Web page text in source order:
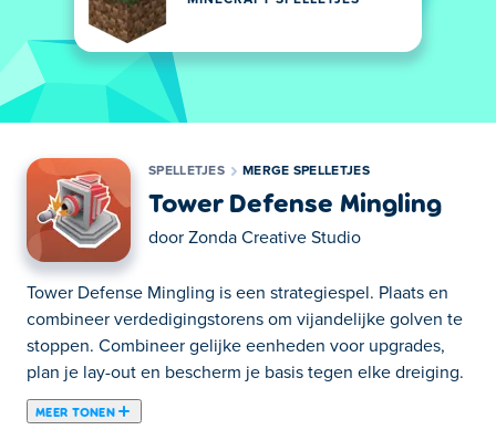
SPELLETJES MERGE SPELLETJES
Tower Defense Mingling
door Zonda Creative Studio
Tower Defense Mingling is een strategiespel. Plaats en
combineer verdedigingstorens om vijandelijke golven te
stoppen. Combineer gelijke eenheden voor upgrades,
plan je lay-out en bescherm je basis tegen elke dreiging.
MEER TONEN